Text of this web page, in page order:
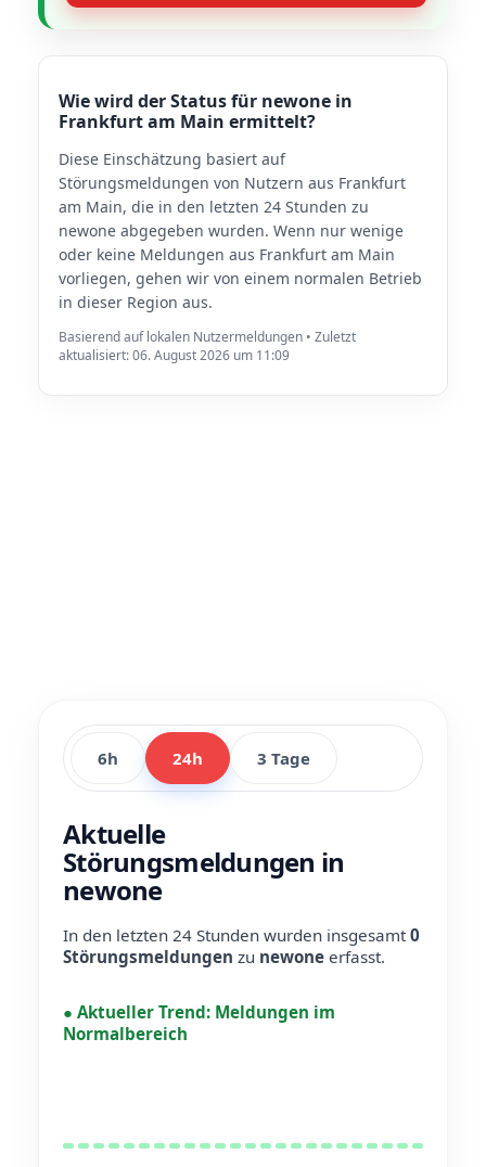
Wie wird der Status für newone in
Frankfurt am Main ermittelt?
Diese Einschätzung basiert auf
Störungsmeldungen von Nutzern aus Frankfurt
am Main, die in den letzten 24 Stunden zu
newone abgegeben wurden. Wenn nur wenige
oder keine Meldungen aus Frankfurt am Main
vorliegen, gehen wir von einem normalen Betrieb
in dieser Region aus.
Basierend auf lokalen Nutzermeldungen • Zuletzt
aktualisiert: 06. August 2026 um 11:09
6h 24h 3 Tage
Aktuelle
Störungsmeldungen in
newone
In den letzten 24 Stunden wurden insgesamt0
Störungsmeldungen zu newone erfasst.
● Aktueller Trend: Meldungen im
Normalbereich